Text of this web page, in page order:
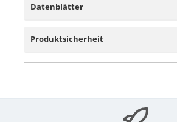
Datenblätter
Produktsicherheit